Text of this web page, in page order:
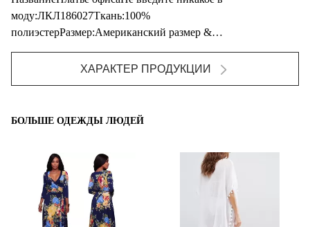
моду:ЛКЛ186027Ткань:100%
полиэстерРазмер:Американский размер &
скрытое закрытие ...ХАРАКТЕР ПРОДУКЦИИ
БОЛЬШЕ ОДЕЖДЫ ЛЮДЕЙ